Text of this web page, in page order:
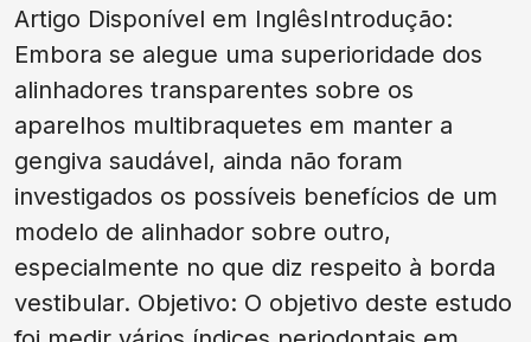
Artigo Disponível em InglêsIntrodução:
Embora se alegue uma superioridade dos
alinhadores transparentes sobre os
aparelhos multibraquetes em manter a
gengiva saudável, ainda não foram
investigados os possíveis benefícios de um
modelo de alinhador sobre outro,
especialmente no que diz respeito à borda
vestibular. Objetivo: O objetivo deste estudo